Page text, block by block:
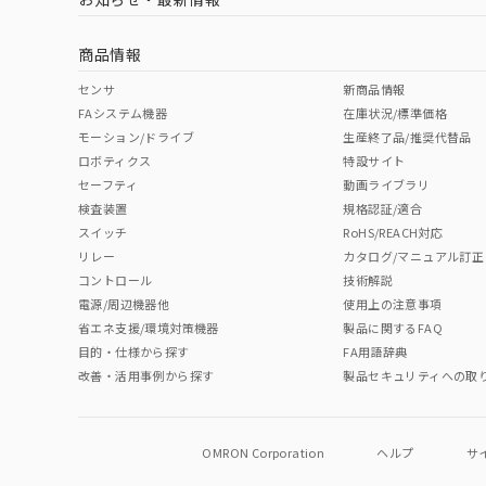
商品情報
センサ
FAシステム機器
モーション/ドライブ
ロボティクス
セーフティ
検査装置
スイッチ
リレー
コントロール
電源/周辺機器他
省エネ支援/環境対策機器
目的・仕様から探す
改善・活用事例から探す
新商品情報
在庫状況/標準価格
生産終了品/推奨代替品
特設サイト
動画ライブラリ
規格認証/適合
RoHS/REACH対応
カタログ/マニュアル訂正
技術解説
使用上の注意事項
製品に関するFAQ
FA用語辞典
製品セキュリティへの取
OMRON Corporation ヘルプ サ